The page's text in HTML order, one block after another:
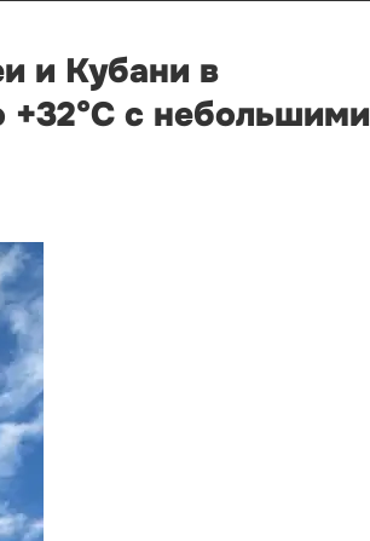
и Кубани в
+32°С с небольшими